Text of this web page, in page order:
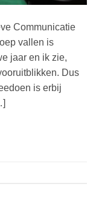
Communicatie
vallen is
jaar en ik zie,
Dus
is erbij